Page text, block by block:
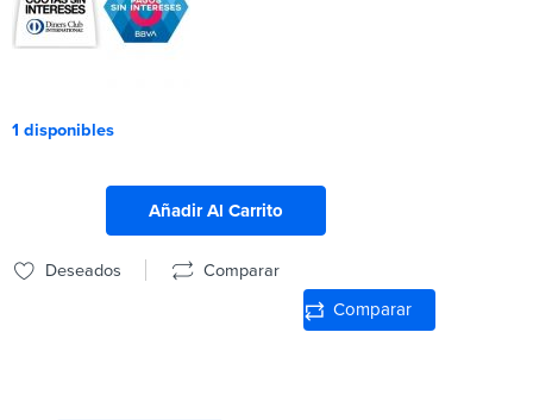
1 disponibles
Añadir Al Carrito
Deseados Comparar
Comparar